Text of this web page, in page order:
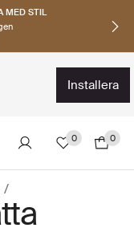
MED STIL
installera
0 0